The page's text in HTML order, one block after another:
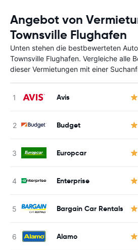
Angebot von
Townsville Flughafen
Unten stehen die bestbewerteten
Townsville Flughafen. Vergleiche alle
dieser Vermietungen mit einer
Avis
Budget
Europcar
Enterprise
Bargain Car Rentals
Alamo